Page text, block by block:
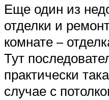
Еще один из
отделки и
комнате –
Тут
практически
случае с